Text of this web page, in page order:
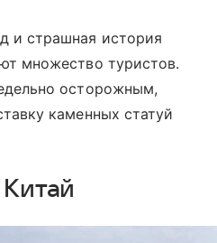
и страшная история
множество туристов.
осторожным,
каменных статуй